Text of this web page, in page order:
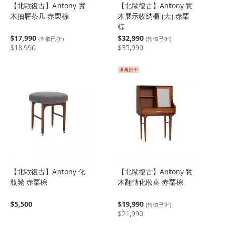
【北歐復古】Antony 實
木抽屜茶几 赤栗棕
$17,990 (售價已折)
$18,990
【北歐復古】Antony 實
木展示收納櫃 (大) 赤栗
棕
$32,990 (售價已折)
$35,990
【北歐復古】Antony 化
妝凳 赤栗棕
$5,500
【北歐復古】Antony 實
木翻轉化妝桌 赤栗棕
$19,990 (售價已折)
$21,990